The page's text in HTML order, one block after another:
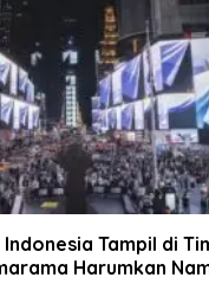
Tampil di
Harumkan